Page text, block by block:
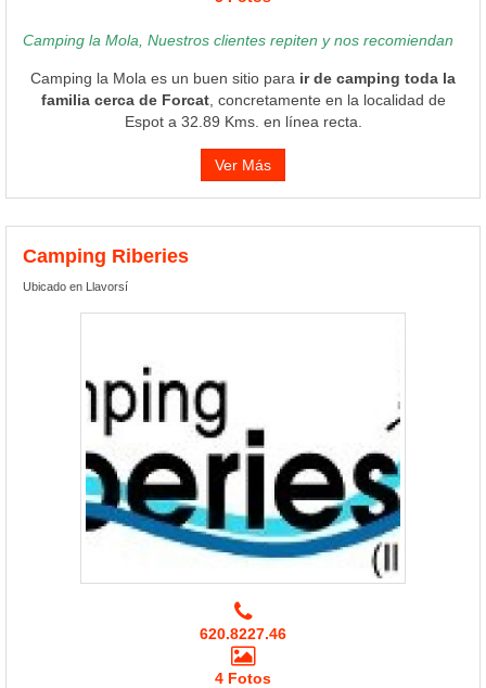
Camping la Mola, Nuestros clientes repiten y nos recomiendan
Camping la Mola es un buen sitio para ir de camping toda la
familia cerca de Forcat, concretamente en la localidad de
Espot a 32.89 Kms. en línea recta.
Ver Más
Camping Riberies
Ubicado en Llavorsí
620.8227.46
4 Fotos